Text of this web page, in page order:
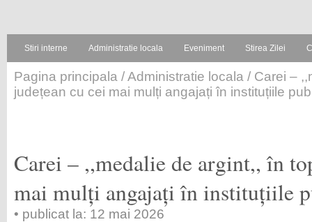
Stiri interne Administratie locala Eveniment Stirea Zilei
Pagina principala /Administratie locala / Carei –
județean cu cei mai mulți angajați în instituțiile
Carei – ,,medalie de argint,, în
mai mulți angajați în instituțiile
• publicat la: 12 mai 2026